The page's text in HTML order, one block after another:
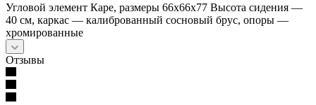
Угловой элемент Каре, размеры 66х66х77 Высота сидения —
40 см, каркас — калиброванный сосновый брус, опоры —
хромированные
Отзывы